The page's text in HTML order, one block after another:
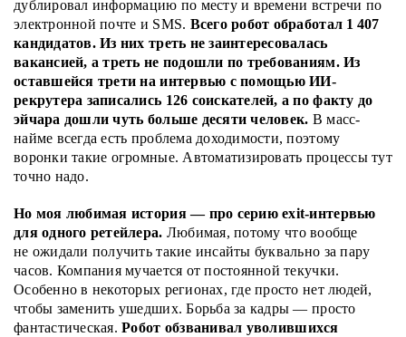
дублировал информацию по месту и времени встречи по
электронной почте и SMS. Всего робот обработал 1 407
кандидатов. Из них треть не заинтересовалась
вакансией, а треть не подошли по требованиям. Из
оставшейся трети на интервью с помощью ИИ-
рекрутера записались 126 соискателей, а по факту до
эйчара дошли чуть больше десяти человек. В масс-
найме всегда есть проблема доходимости, поэтому
воронки такие огромные. Автоматизировать процессы тут
точно надо.
Но моя любимая история — про серию exit-интервью
для одного ретейлера. Любимая, потому что вообще
не ожидали получить такие инсайты буквально за пару
часов. Компания мучается от постоянной текучки.
Особенно в некоторых регионах, где просто нет людей,
чтобы заменить ушедших. Борьба за кадры — просто
фантастическая.Робот обзванивал уволившихся